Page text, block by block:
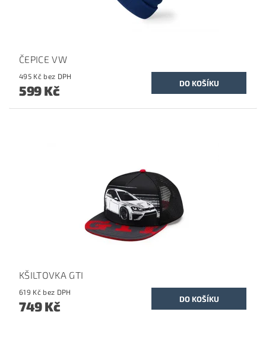
ČEPICE VW
495 Kč bez DPH
599 Kč
KŠILTOVKA GTI
619 Kč bez DPH
749 Kč